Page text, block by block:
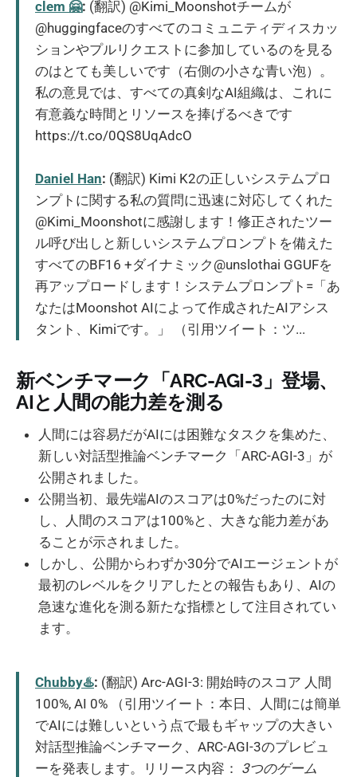
clem 🤗: (翻訳) @Kimi_Moonshotチームが
@huggingfaceのすべてのコミュニティディスカッ
ションやプルリクエストに参加しているのを見る
のはとても美しいです（右側の小さな青い泡）。
私の意見では、すべての真剣なAI組織は、これに
有意義な時間とリソースを捧げるべきです
https://t.co/0QS8UqAdcO
Daniel Han: (翻訳) Kimi K2の正しいシステムプロ
ンプトに関する私の質問に迅速に対応してくれた
@Kimi_Moonshotに感謝します！修正されたツー
ル呼び出しと新しいシステムプロンプトを備えた
すべてのBF16 +ダイナミック@unslothai GGUFを
再アップロードします！システムプロンプト=「あ
なたはMoonshot AIによって作成されたAIアシス
タント、Kimiです。」 （引用ツイート：ツ...
新ベンチマーク「ARC-AGI-3」登場、
AIと人間の能力差を測る
人間には容易だがAIには困難なタスクを集めた、
新しい対話型推論ベンチマーク「ARC-AGI-3」が
公開されました。
公開当初、最先端AIのスコアは0%だったのに対
し、人間のスコアは100%と、大きな能力差があ
ることが示されました。
しかし、公開からわずか30分でAIエージェントが
最初のレベルをクリアしたとの報告もあり、AIの
急速な進化を測る新たな指標として注目されてい
ます。
Chubby♨️: (翻訳) Arc-AGI-3: 開始時のスコア 人間
100%, AI 0% （引用ツイート：本日、人間には簡単
でAIには難しいという点で最もギャップの大きい
対話型推論ベンチマーク、ARC-AGI-3のプレビュ
ーを発表します。リリース内容： 3つのゲーム